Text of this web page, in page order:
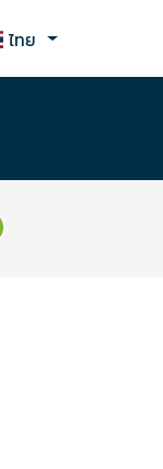
ไทย